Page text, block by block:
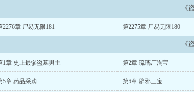
《
2276章 尸易无限181 第2275章 尸易无限180
《
1章 史上最惨盗墓男主 第2章 琉璃厂淘宝
5章 药品采购 第6章 辟邪三宝